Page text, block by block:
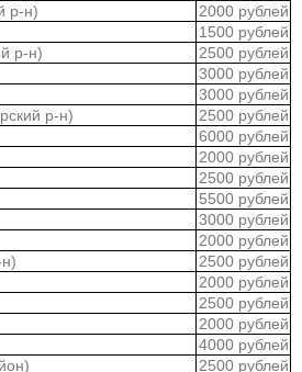
р-н)
2000 рублей
1500 рублей
р-н)
2500 рублей
3000 рублей
3000 рублей
р-н)
2500 рублей
6000 рублей
2000 рублей
2500 рублей
5500 рублей
3000 рублей
2000 рублей
2500 рублей
2000 рублей
2500 рублей
2000 рублей
4000 рублей
2500 рублей